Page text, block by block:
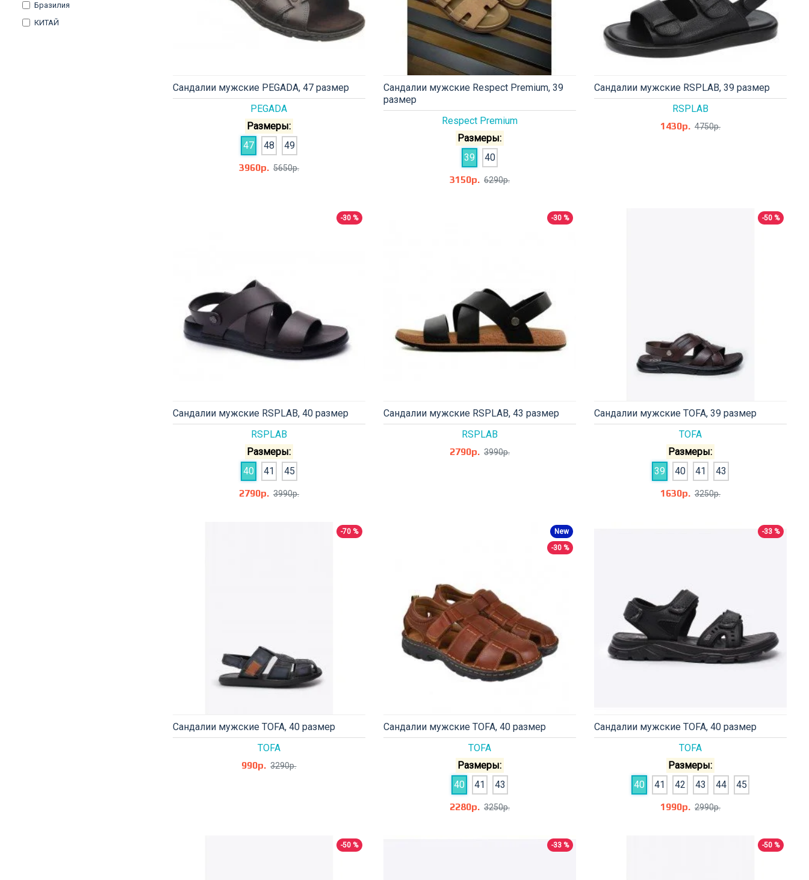
Бразилия
КИТАЙ
PEGADA
Сандалии мужские PEGADA, 47 размер
Размеры:
47
48
49
3960р. 5650р.
Respect Premium
Сандалии мужские Respect Premium, 39
размер
Размеры:
39
40
3150р. 6290р.
RSPLAB
Сандалии мужские RSPLAB, 39 размер
1430р. 4750р.
-30 %
RSPLAB
Сандалии мужские RSPLAB, 40 размер
Размеры:
40
41
45
2790р. 3990р.
-30 %
RSPLAB
Сандалии мужские RSPLAB, 43 размер
2790р. 3990р.
-50 %
TOFA
Сандалии мужские TOFA, 39 размер
Размеры:
39
40 41
43
1630р. 3250р.
-70 %
TOFA
Сандалии мужские TOFA, 40 размер
990р. 3290р.
New
-30 %
TOFA
Сандалии мужские TOFA, 40 размер
Размеры:
40
41
43
2280р. 3250р.
-33 %
TOFA
Сандалии мужские TOFA, 40 размер
Размеры:
40
41 42 43 44
45
1990р. 2990р.
-50 % -33 % -50 %